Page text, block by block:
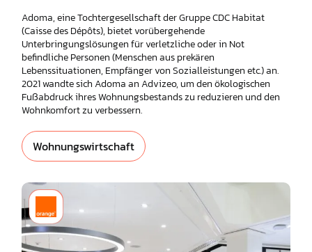
Adoma, eine Tochtergesellschaft der Gruppe CDC Habitat
(Caisse des Dépôts), bietet vorübergehende
Unterbringungslösungen für verletzliche oder in Not
befindliche Personen (Menschen aus prekären
Lebenssituationen, Empfänger von Sozialleistungen etc.) an.
2021 wandte sich Adoma an Advizeo, um den ökologischen
Fußabdruck ihres Wohnungsbestands zu reduzieren und den
Wohnkomfort zu verbessern.
Wohnungswirtschaft